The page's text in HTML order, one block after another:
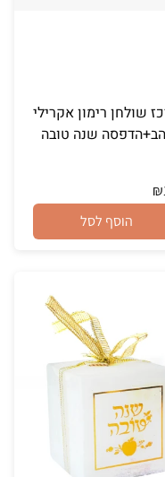
שולחן רימון אקרילי
שנה טובה
₪
הוסף לסל